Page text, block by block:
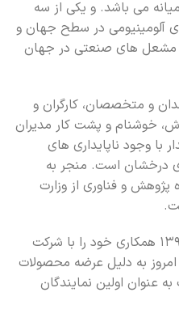
مي باشد. و يكي از سه
آلومينيومي در سطح جهان و
مشعل هاي صنعتي در جهان
نفر از كارمندان و متخصصان، كارگران و
خوشنام و پشت كار مديران
با وجود ناپايداري هاي
درخشان است. منجر به
و فناوری از وزارت
فروشگاه تاسیسات هیوا از سال 1396 همکاری خود را با شرکت
امروز به دلیل عرضه محصولات
عنوان اولین نمایندگان